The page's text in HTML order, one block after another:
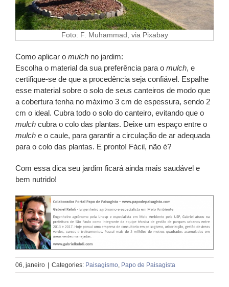
Foto: F. Muhammad, via Pixabay
Como aplicar o mulch no jardim:
Escolha o material da sua preferência para o mulch, e
certifique-se de que a procedência seja confiável. Espalhe
esse material sobre o solo de seus canteiros de modo que
a cobertura tenha no máximo 3 cm de espessura, sendo 2
cm o ideal. Cubra todo o solo do canteiro, evitando que o
mulch cubra o colo das plantas. Deixe um espaço entre o
mulch e o caule, para garantir a circulação de ar adequada
para o colo das plantas. E pronto! Fácil, não é?
Com essa dica seu jardim ficará ainda mais saudável e
bem nutrido!
06, janeiro | Categories: Paisagismo Papo de Paisagista